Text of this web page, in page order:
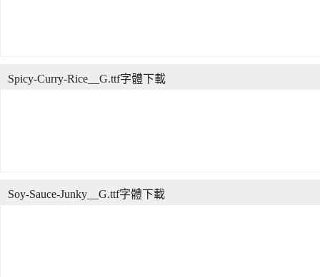
Spicy-Curry-Rice__G.ttf字體下載
Soy-Sauce-Junky__G.ttf字體下載